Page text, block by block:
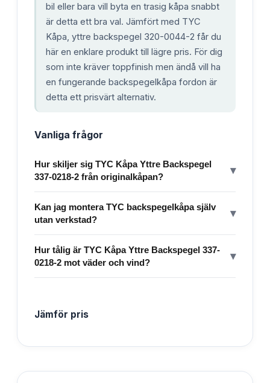
bil eller bara vill byta en trasig kåpa snabbt
är detta ett bra val. Jämfört med TYC
Kåpa, yttre backspegel 320-0044-2 får du
här en enklare produkt till lägre pris. För dig
som inte kräver toppfinish men ändå vill ha
en fungerande backspegelkåpa fordon är
detta ett prisvärt alternativ.
Vanliga frågor
Hur skiljer sig TYC Kåpa Yttre Backspegel
337-0218-2 från originalkåpan?
▾
Kan jag montera TYC backspegelkåpa själv
utan verkstad?
▾
Hur tålig är TYC Kåpa Yttre Backspegel 337-
0218-2 mot väder och vind?
▾
Jämför pris